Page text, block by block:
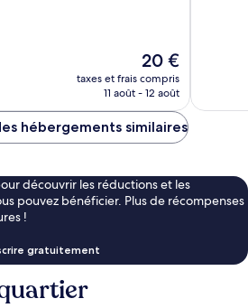
Le
nouveau
prix
de
20 €
taxes et frais compris
11 août - 12 août
hébergements similaires
découvrir les réductions et les
pouvez bénéficier. Plus de récompenses
!
gratuitement